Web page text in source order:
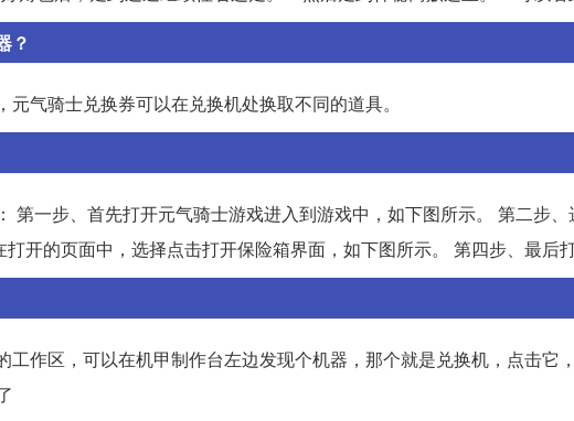
？
气骑士兑换券可以在兑换机处换取不同的道具。
第一步、首先打开元气骑士游戏进入到游戏中，如下图所示。 第二步
开的页面中，选择点击打开保险箱界面，如下图所示。 第四步、最后打
工作区，可以在机甲制作台左边发现个机器，那个就是兑换机，点击它